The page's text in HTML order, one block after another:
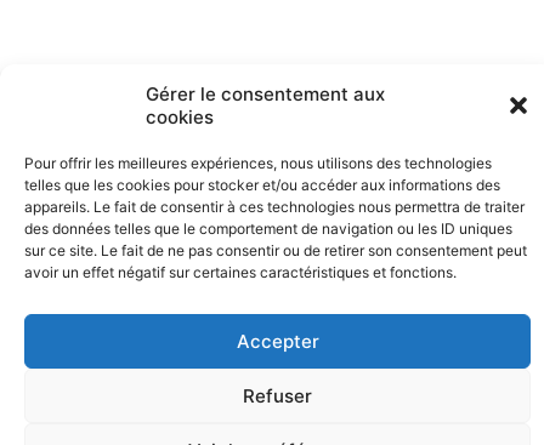
Gérer le consentement aux
cookies
Pour offrir les meilleures expériences, nous utilisons des technologies
telles que les cookies pour stocker et/ou accéder aux informations des
appareils. Le fait de consentir à ces technologies nous permettra de traiter
des données telles que le comportement de navigation ou les ID uniques
sur ce site. Le fait de ne pas consentir ou de retirer son consentement peut
avoir un effet négatif sur certaines caractéristiques et fonctions.
Accepter
Refuser
Phone : 0033 (0)3 85 81 56 00
E-mail : standard@paray.org
Partagez cette page